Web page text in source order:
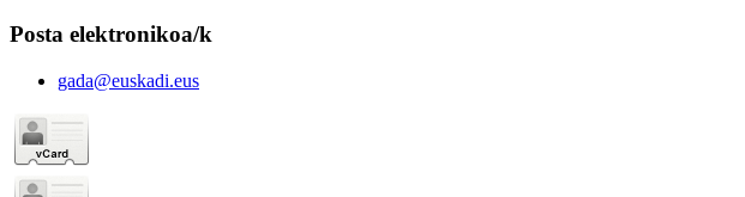
Posta elektronikoa/k
gada@euskadi.eus